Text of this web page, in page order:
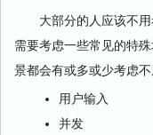
大部分的人应该不用
需要考虑一些常见的特
景都会有或多或少考虑
用户输入
并发